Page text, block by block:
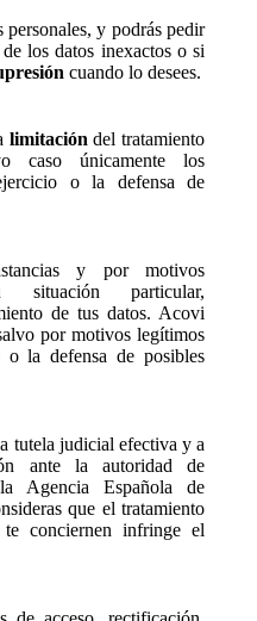
personales, y podrás pedir
de los datos inexactos o si
cuando lo desees.
limitación del tratamiento
caso únicamente los
o la defensa de
y por motivos
situación particular,
de tus datos. Acovi
por motivos legítimos
la defensa de posibles
tutela judicial efectiva y a
ante la autoridad de
Agencia Española de
que el tratamiento
conciernen infringe el